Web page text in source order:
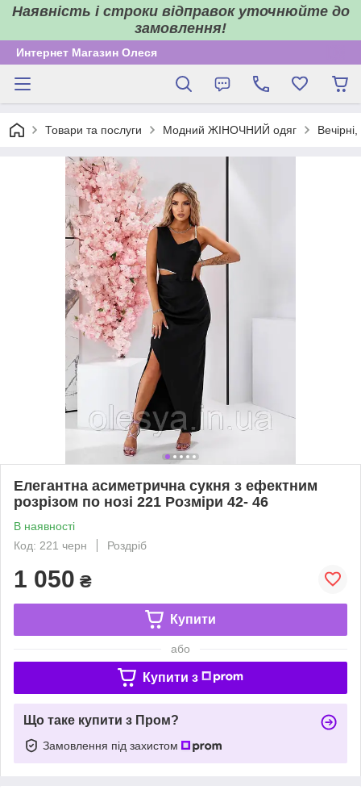
Наявність і строки відправок уточнюйте до
замовлення!
Интернет Магазин Олеся
Товари та послуги Модний ЖІНОЧНИЙ одяг
Елегантна асиметрична сукня з ефектним
розрізом по нозі 221 Розміри 42- 46
В наявності
Код: 221 черн
Роздріб
1 050 ₴
Купити
або
Купити з
Що таке купити з Пром?
Замовлення під захистом